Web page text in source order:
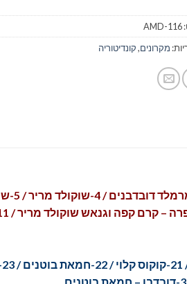
AMD-116
מקרונים,קונדיטוריה